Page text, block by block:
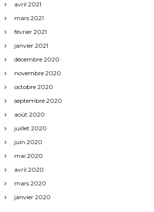
avril 2021
mars 2021
février 2021
janvier 2021
décembre 2020
novembre 2020
octobre 2020
septembre 2020
août 2020
juillet 2020
juin 2020
mai 2020
avril 2020
mars 2020
janvier 2020